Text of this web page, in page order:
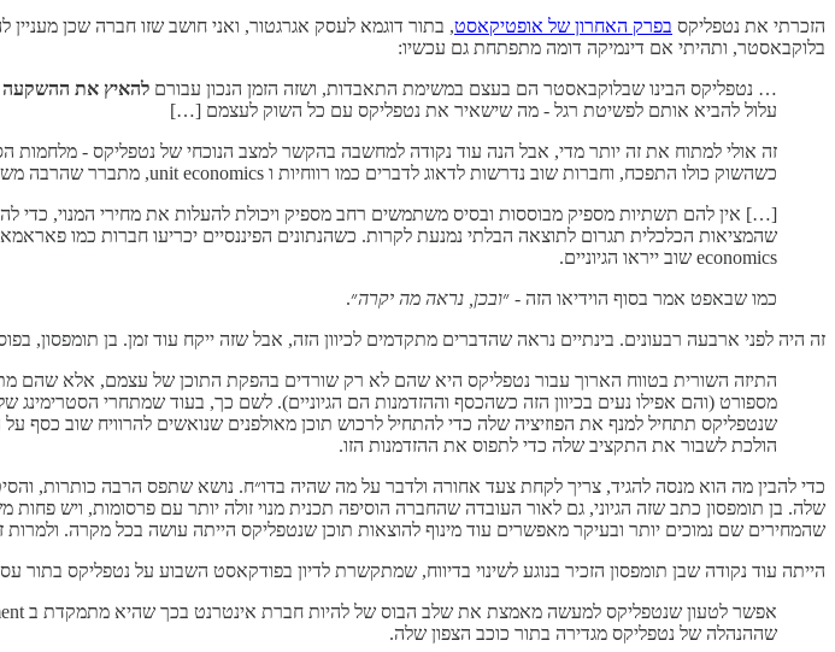
הזכרתי את נטפליקס בפרק האחרון של אופטיקאסט, בתור דוגמא לעסק אגרגטור, ואני חושב שזו חברה שכן
בלוקבאסטר, ותהיתי אם דינמיקה דומה מתפתחת גם עכשיו:
… נטפליקס הבינו שבלוקבאסטר הם בעצם במשימת התאבדות, ושזה הזמן הנכון עבורם להאיץ את ההשקעה
עלול להביא אותם לפשיטת רגל - מה שישאיר את נטפליקס עם כל השוק לעצמם […]
זה אולי למתוח את זה יותר מדי, אבל הנה עוד נקודה למחשבה בהקשר למצב הנוכחי של נטפליקס -
כשהשוק כולו התפכח, וחברות שוב נדרשות לדאוג לדברים כמו רווחיות ו unit economics, מתברר שהרבה משירותי הסטרימינג מתקשים להצדיק את הקיום הכלכלי שלהם.
[…] אין להם תשתיות מספיק מבוססות ובסיס משתמשים רחב מספיק ויכולת להעלות את מחירי המנוי, כדי
שהמציאות הכלכלית תגרום לתוצאה הבלתי נמנעת לקרות. כשהנתונים הפיננסיים יכריעו חברות כמו
economics שוב ייראו הגיוניים.
כמו שבאפט אמר בסוף הוידיאו הזה - ״ובכן, נראה מה יקרה״.
זה היה לפני ארבעה רבעונים. בינתיים נראה שהדברים מתקדמים לכיוון הזה, אבל שזה ייקח עוד זמן. בן
מספורט (והם אפילו נעים בכיוון הזה כשהכסף וההזדמנות הם הגיוניים). לשם כך, בעוד שמתחרי
שנטפליקס תתחיל למנף את הפוזיציה שלה כדי להתחיל לרכוש תוכן מאולפנים שנואשים להרוויח שוב
הולכת לשבור את התקציב שלה כדי לתפוס את ההזדמנות הזו.
כדי להבין מה הוא מנסה להגיד, צריך לקחת צעד אחורה ולדבר על מה שהיה בדו״ח. נושא שתפס הרבה כותרות,
שלה. בן תומפסון כתב שזה הגיוני, גם לאור העובדה שהחברה הוסיפה תכנית מנוי זולה יותר עם פרסומות, ויש
שהמחירים שם נמוכים יותר ובעיקר מאפשרים עוד מינוף להוצאות תוכן שנטפליקס הייתה עושה בכל מקרה. ולמרות זאת, ההכרזה הזו היא
הייתה עוד נקודה שבן תומפסון הזכיר בנוגע לשינוי בדיווח, שמתקשרת לדיון בפודקאסט השבוע על נטפליקס בתור
שההנהלה של נטפליקס מגדירה בתור כוכב הצפון שלה.